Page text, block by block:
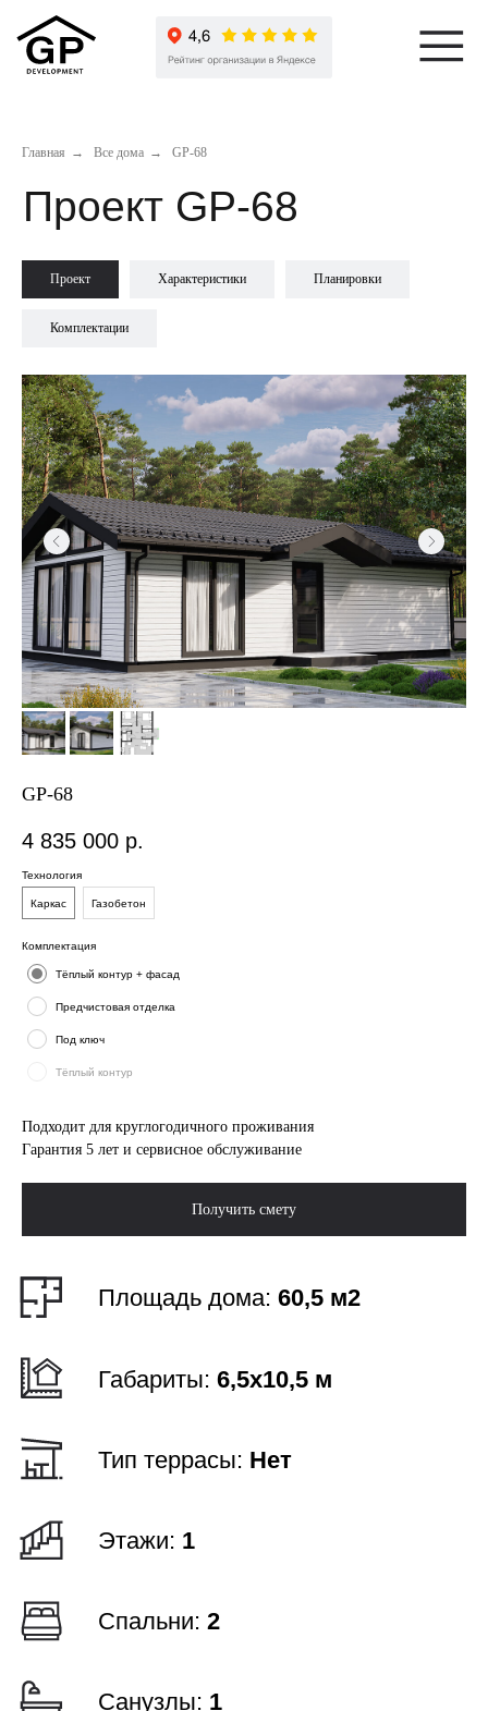
Главная → Все дома → GP-68
Проект GP-68
Проект Характеристики Планировки
Комплектации
GP-68
4 835 000 р.
Технология
Каркас Газобетон
Комплектация
Тёплый контур + фасад
Предчистовая отделка
Под ключ
Тёплый контур
Подходит для круглогодичного проживания
Гарантия 5 лет и сервисное обслуживание
Получить смету
Тип террасы:
Спальни:2
Габариты: 6,5x10,5 м
Рассчитать ипотеку
Выгодно!
Планировки